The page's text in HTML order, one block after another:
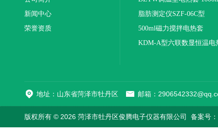
新闻中心
荣誉资质
联
脂肪测定仪SZF-06C型
500ml磁力搅拌电热套
KDM-A型六联数显恒温电
地址：山东省菏泽市牡丹区 邮箱：
版权所有 © 2026 菏泽市牡丹区俊腾电子仪器有限公司 备案号